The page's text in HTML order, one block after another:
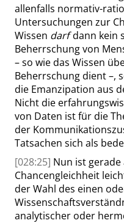
allenfalls normativ-
Untersuchungen zur
Wissen darfdann kein
Beherrschung von
– so wie das Wissen
Beherrschung dient –,
die Emanzipation aus
Nicht die
von Daten ist für die
der
Tatsachen sich als
[028:25] Nun ist
Chancengleichheit
der Wahl des einen
analytischer oder